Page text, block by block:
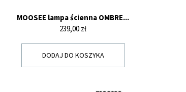
MOOSEE lampa ścienna OMBRE...
Cena
239,00 zł
DODAJ DO KOSZYKA